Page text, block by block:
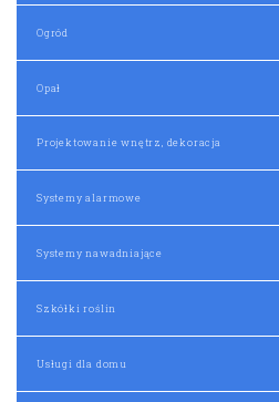
Ogród
Opał
Projektowanie wnętrz, dekoracja
Systemy alarmowe
Systemy nawadniające
Szkółki roślin
Usługi dla domu